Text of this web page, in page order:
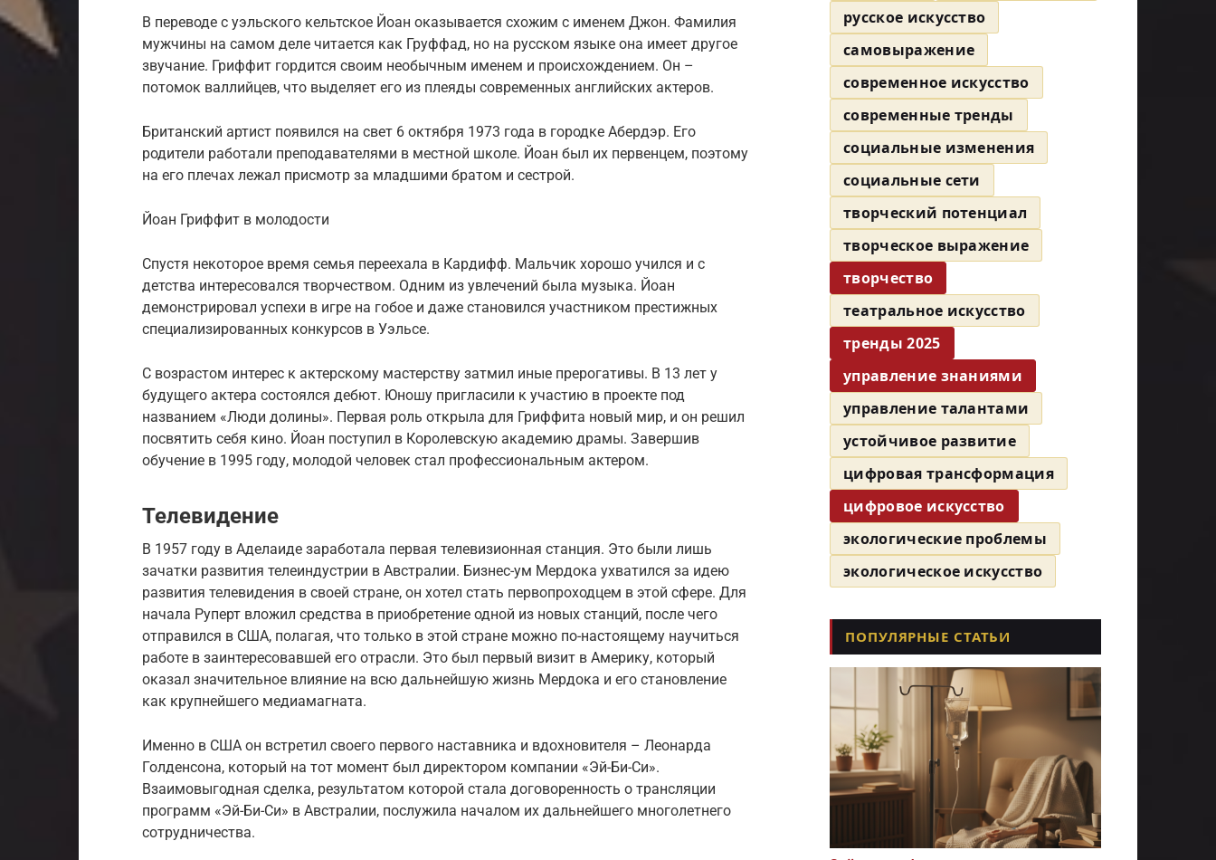
В переводе с уэльского кельтское Йоан оказывается схожим с именем Джон. Фамилия
мужчины на самом деле читается как Груффад, но на русском языке она имеет другое
звучание. Гриффит гордится своим необычным именем и происхождением. Он –
потомок валлийцев, что выделяет его из плеяды современных английских актеров.
Британский артист появился на свет 6 октября 1973 года в городке Абердэр. Его
родители работали преподавателями в местной школе. Йоан был их первенцем, поэтому
на его плечах лежал присмотр за младшими братом и сестрой.
Йоан Гриффит в молодости
Спустя некоторое время семья переехала в Кардифф. Мальчик хорошо учился и с
детства интересовался творчеством. Одним из увлечений была музыка. Йоан
демонстрировал успехи в игре на гобое и даже становился участником престижных
специализированных конкурсов в Уэльсе.
С возрастом интерес к актерскому мастерству затмил иные прерогативы. В 13 лет у
будущего актера состоялся дебют. Юношу пригласили к участию в проекте под
названием «Люди долины». Первая роль открыла для Гриффита новый мир, и он решил
посвятить себя кино. Йоан поступил в Королевскую академию драмы. Завершив
обучение в 1995 году, молодой человек стал профессиональным актером.
Телевидение
В 1957 году в Аделаиде заработала первая телевизионная станция. Это были лишь
зачатки развития телеиндустрии в Австралии. Бизнес-ум Мердока ухватился за идею
развития телевидения в своей стране, он хотел стать первопроходцем в этой сфере. Для
начала Руперт вложил средства в приобретение одной из новых станций, после чего
отправился в США, полагая, что только в этой стране можно по-настоящему научиться
работе в заинтересовавшей его отрасли. Это был первый визит в Америку, который
оказал значительное влияние на всю дальнейшую жизнь Мердока и его становление
как крупнейшего медиамагната.
Именно в США он встретил своего первого наставника и вдохновителя – Леонарда
Голденсона, который на тот момент был директором компании «Эй-Би-Си».
Взаимовыгодная сделка, результатом которой стала договоренность о трансляции
программ «Эй-Би-Си» в Австралии, послужила началом их дальнейшего многолетнего
сотрудничества.
русское искусство
самовыражение
современное искусство
современные тренды
социальные изменения
социальные сети
творческий потенциал
творческое выражение
творчество
театральное искусство
тренды 2025
управление знаниями
управление талантами
устойчивое развитие
цифровая трансформация
цифровое искусство
экологические проблемы
экологическое искусство
ПОПУЛЯРНЫЕ СТАТЬИ